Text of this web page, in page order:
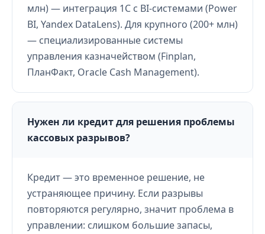
млн) — интеграция 1С с BI-системами (Power
BI, Yandex DataLens). Для крупного (200+ млн)
— специализированные системы
управления казначейством (Finplan,
ПланФакт, Oracle Cash Management).
Нужен ли кредит для решения проблемы
кассовых разрывов?
Кредит — это временное решение, не
устраняющее причину. Если разрывы
повторяются регулярно, значит проблема в
управлении: слишком большие запасы,